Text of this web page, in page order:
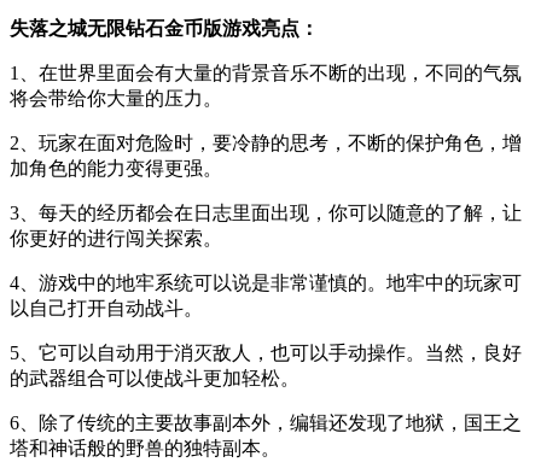
失落之城无限钻石金币版游戏亮点：
1、在世界里面会有大量的背景音乐不断的出现，不同的气氛
将会带给你大量的压力。
2、玩家在面对危险时，要冷静的思考，不断的保护角色，增
加角色的能力变得更强。
3、每天的经历都会在日志里面出现，你可以随意的了解，让
你更好的进行闯关探索。
4、游戏中的地牢系统可以说是非常谨慎的。地牢中的玩家可
以自己打开自动战斗。
5、它可以自动用于消灭敌人，也可以手动操作。当然，良好
的武器组合可以使战斗更加轻松。
6、除了传统的主要故事副本外，编辑还发现了地狱，国王之
塔和神话般的野兽的独特副本。